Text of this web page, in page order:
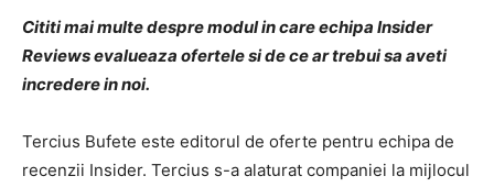
Cititi mai multe despre modul in care echipa Insider
Reviews evalueaza ofertele si de ce ar trebui sa aveti
incredere in noi.
Tercius Bufete este editorul de oferte pentru echipa de
recenzii Insider. Tercius s-a alaturat companiei la mijlocul